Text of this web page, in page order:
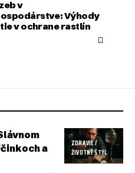
v
Výhody
v ochrane rastlín
ZDRAVIE /
ŽIVOTNÝ ŠTÝL
a